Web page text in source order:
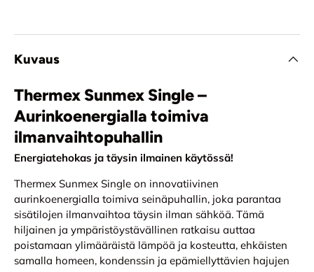
Kuvaus
Thermex Sunmex Single –
Aurinkoenergialla toimiva
ilmanvaihtopuhallin
Energiatehokas ja täysin ilmainen käytössä!
Thermex Sunmex Single on innovatiivinen
aurinkoenergialla toimiva seinäpuhallin, joka parantaa
sisätilojen ilmanvaihtoa täysin ilman sähköä. Tämä
hiljainen ja ympäristöystävällinen ratkaisu auttaa
poistamaan ylimääräistä lämpöä ja kosteutta, ehkäisten
samalla homeen, kondenssin ja epämiellyttävien hajujen